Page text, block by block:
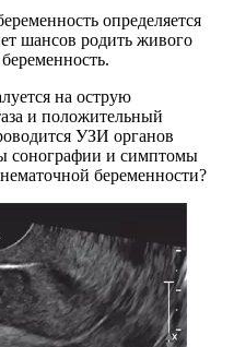
определяется
шансов родить живого
на острую
и положительный
УЗИ органов
сонографии и симптомы
беременности?